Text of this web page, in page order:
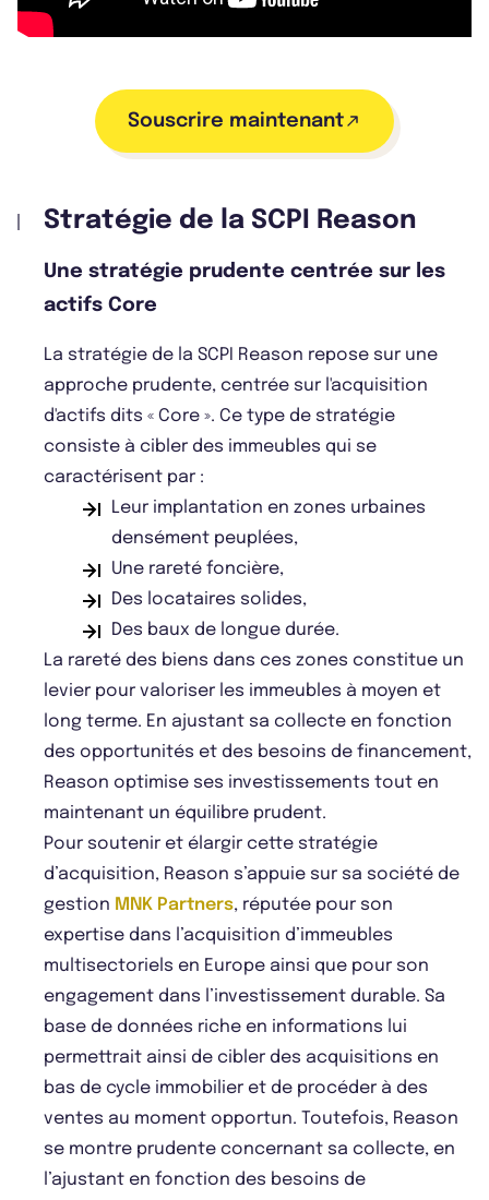
Souscrire maintenant
Stratégie de la SCPI Reason
Une stratégie prudente centrée sur les
actifs Core
La stratégie de la SCPI Reason repose sur une
approche prudente, centrée sur l'acquisition
d'actifs dits « Core ». Ce type de stratégie
consiste à cibler des immeubles qui se
caractérisent par :
Leur implantation en zones urbaines
densément peuplées,
Une rareté foncière,
Des locataires solides,
Des baux de longue durée.
La rareté des biens dans ces zones constitue un
levier pour valoriser les immeubles à moyen et
long terme. En ajustant sa collecte en fonction
des opportunités et des besoins de financement,
Reason optimise ses investissements tout en
maintenant un équilibre prudent.
Pour soutenir et élargir cette stratégie
d’acquisition, Reason s’appuie sur sa société de
gestion MNK Partners, réputée pour son
expertise dans l’acquisition d’immeubles
multisectoriels en Europe ainsi que pour son
engagement dans l’investissement durable. Sa
base de données riche en informations lui
permettrait ainsi de cibler des acquisitions en
bas de cycle immobilier et de procéder à des
ventes au moment opportun. Toutefois, Reason
se montre prudente concernant sa collecte, en
l’ajustant en fonction des besoins de